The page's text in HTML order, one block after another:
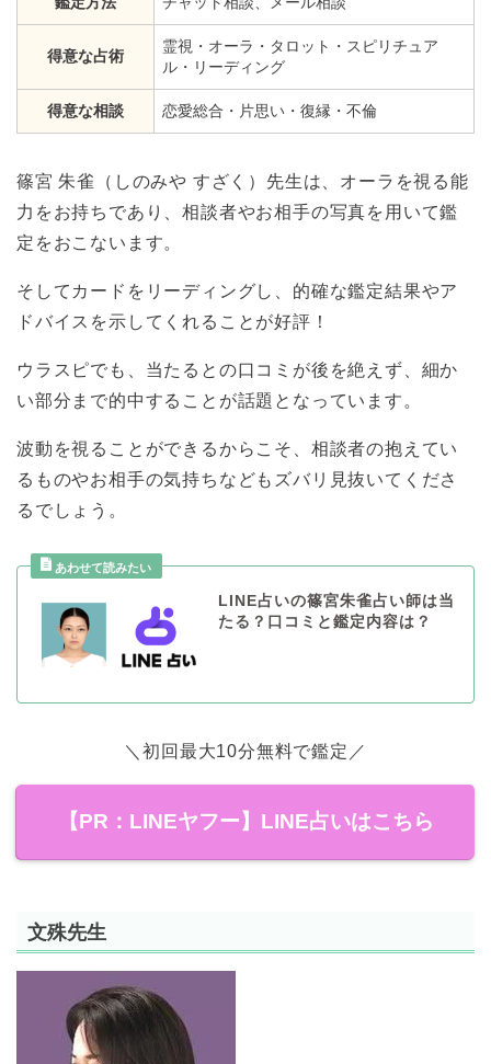
得意な占術
霊視・オーラ・タロット・スピリチュア
ル・リーディング
得意な相談 恋愛総合・片思い・復縁・不倫
篠宮 朱雀（しのみや すざく）先生は、オーラを視る能
力をお持ちであり、相談者やお相手の写真を用いて鑑
定をおこないます。
そしてカードをリーディングし、的確な鑑定結果やア
ドバイスを示してくれることが好評！
ウラスピでも、当たるとの口コミが後を絶えず、細か
い部分まで的中することが話題となっています。
波動を視ることができるからこそ、相談者の抱えてい
るものやお相手の気持ちなどもズバリ見抜いてくださ
るでしょう。
LINE占いの篠宮朱雀占い師は当
たる？口コミと鑑定内容は？
＼初回最大10分無料で鑑定／
【PR：LINEヤフー】LINE占いはこちら
文殊先生